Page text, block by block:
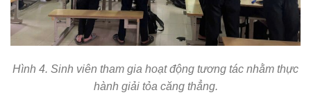
Hình 4. Sinh viên tham gia hoạt động tương tác nhằm thực
hành giải tỏa căng thẳng.